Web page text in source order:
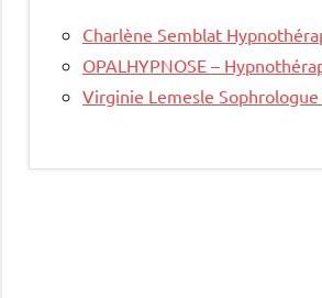
Charlène Semblat
OPALHYPNOSE –
Virginie Lemesle